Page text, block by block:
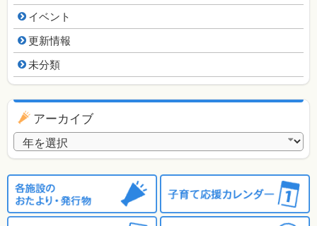
イベント
更新情報
未分類
アーカイブ
アーカイブ